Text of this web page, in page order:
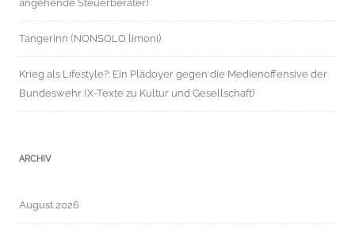
angehende Steuerberater)
Tangerinn (NONSOLO limoni)
Krieg als Lifestyle?: Ein Plädoyer gegen die Medienoffensive der
Bundeswehr (X-Texte zu Kultur und Gesellschaft)
ARCHIV
August 2026